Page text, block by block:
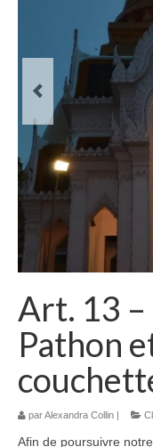
Paludisme
Les articles
Laos
Carte du
Laos – infos
Paludisme
Les articles
Carte du
Vietnam –
Paludisme au
Les articles
Art. 13
Pathon
parAlexandra Collin |
Afin de poursuivre